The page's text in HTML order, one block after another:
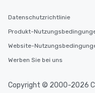
Datenschutzrichtlinie
Produkt-
Website-
Werben Sie bei uns
Copyright © 2000-2026